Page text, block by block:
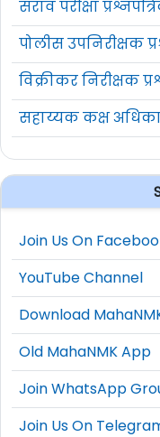
सराव परीक्षा
पोलीस उपनिरीक्षक
विक्रीकर निरीक्षक
सहाय्यक कक्ष
Join Us On
YouTube Channel
Download
Old MahaNMK App
Join WhatsApp
Join Us On